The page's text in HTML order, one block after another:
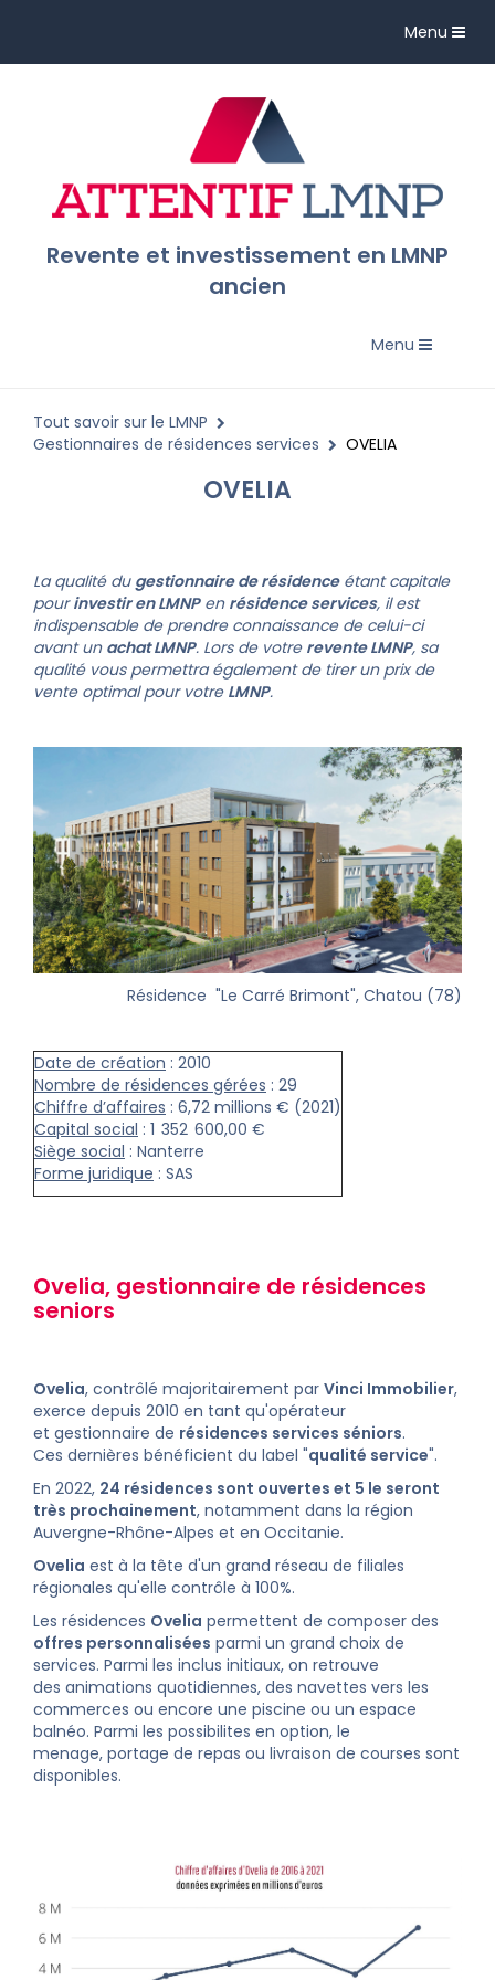
Toggle
Menu
Revente et investissement en LMNP
ancien
Toggle
Menu
Tout savoir sur le LMNP
Gestionnaires de résidences services
OVELIA
OVELIA
La qualité du gestionnaire de résidenceétant capitale
pourinvestir en LMNPen résidence services, il est
indispensable de prendre connaissance de celui-ci
avant un achat LMNP. Lors de votre revente LMNP, sa
qualité vous permettra également de tirer un prix de
vente optimal pour votre LMNP.
Résidence "Le Carré Brimont", Chatou (78)
Date de création : 2010
Nombre de résidences gérées : 29
Chiffre d’affaires : 6,72 millions € (2021)
Capital social : 1 352 600,00 €
Siège social : Nanterre
Forme juridique : SAS
Ovelia, gestionnaire de résidences
seniors
Ovelia, contrôlé majoritairement par Vinci Immobilier,
exerce depuis 2010 en tant qu'opérateur
et gestionnaire de résidences services séniors.
Ces dernières bénéficient du label "qualité service".
En 2022, 24 résidences sont ouvertes et 5 le seront
très prochainement, notamment dans la région
Auvergne-Rhône-Alpes et en Occitanie.
Ovelia est à la tête d'un grand réseau de filiales
régionales qu'elle contrôle à 100%.
Les résidences Ovelia permettent de composer des
offres personnalisées parmi un grand choix de
services. Parmi les inclus initiaux, on retrouve
des animations quotidiennes, des navettes vers les
commerces ou encore une piscine ou un espace
balnéo. Parmi les possibilites en option, le
menage, portage de repas ou livraison de courses sont
disponibles.